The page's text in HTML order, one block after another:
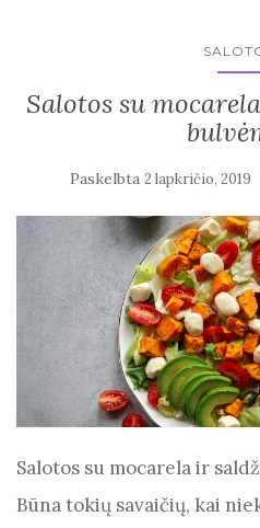
Salotos su
Paskelbta 2 lapkričio, 2019
Salotos su mocarela ir
Būna tokių savaičių, kai